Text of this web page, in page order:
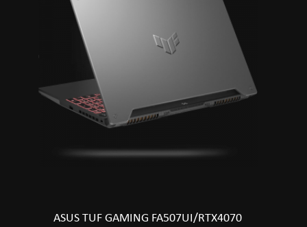
ASUS TUF GAMING FA507UI/RTX4070